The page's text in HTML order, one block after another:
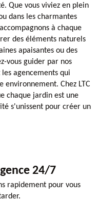
Que vous viviez en plein
dans les charmantes
à chaque
des éléments naturels
apaisantes ou des
vous guider par nos
agencements qui
Chez LTC
chaque jardin est une
s'unissent pour créer un
24/7
rapidement pour vous